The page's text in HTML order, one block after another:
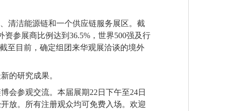
清洁能源链和一个供应链服务展区。截
参展商比例达到36.5%，世界500强及行
至目前，确定组团来华观展洽谈的境外
的研究成果。
参观交流。本届展期22日下午至24日
放。所有注册观众均可免费入场。欢迎